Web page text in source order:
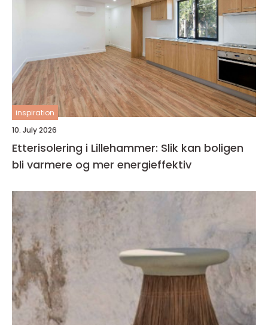
inspiration
10. July 2026
Etterisolering i Lillehammer: Slik kan boligen
bli varmere og mer energieffektiv